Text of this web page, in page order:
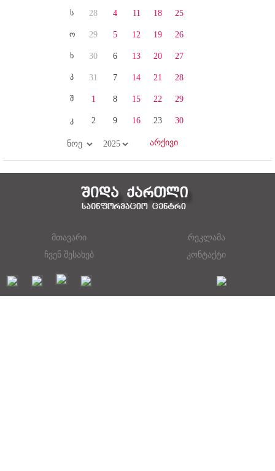
ს
ო
ხ
პ
შ
კ
28
29
30
31
1
2
4
5
6
7
8
9
11
12
13
14
15
16
18
19
20
21
22
23
25
26
27
28
29
30
მთავარი
რეკლამა
ჩვენ შესახებ
კონტაქტი